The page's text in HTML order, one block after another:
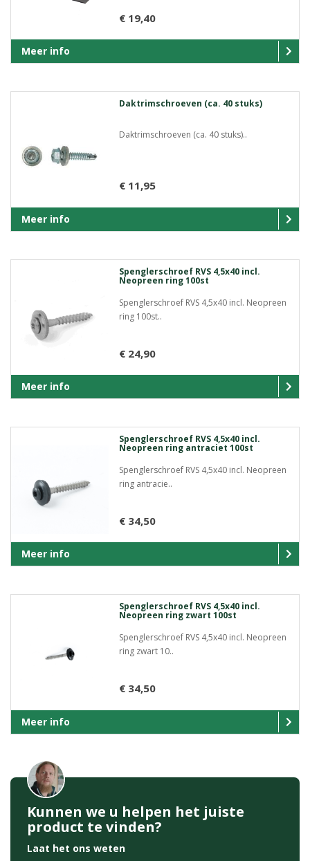
€ 19,40
Meer info
Daktrimschroeven (ca. 40 stuks)
Daktrimschroeven (ca. 40 stuks)..
€ 11,95
Meer info
Spenglerschroef RVS 4,5x40 incl.
Neopreen ring 100st
Spenglerschroef RVS 4,5x40 incl. Neopreen
ring 100st..
€ 24,90
Meer info
Spenglerschroef RVS 4,5x40 incl.
Neopreen ring antraciet 100st
Spenglerschroef RVS 4,5x40 incl. Neopreen
ring antracie..
€ 34,50
Meer info
Spenglerschroef RVS 4,5x40 incl.
Neopreen ring zwart 100st
Spenglerschroef RVS 4,5x40 incl. Neopreen
ring zwart 10..
€ 34,50
Meer info
Kunnen we u helpen het juiste
product te vinden?
Laat het ons weten